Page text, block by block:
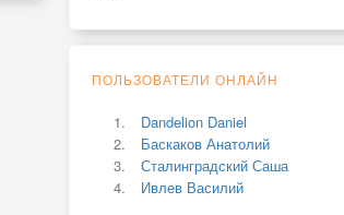
ПОЛЬЗОВАТЕЛИ ОНЛАЙН
Dandelion Daniel
Баскаков Анатолий
Сталинградский Саша
Ивлев Василий